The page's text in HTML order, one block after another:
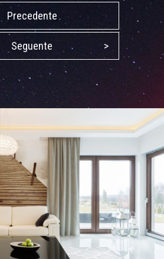
Precedente
Seguente >